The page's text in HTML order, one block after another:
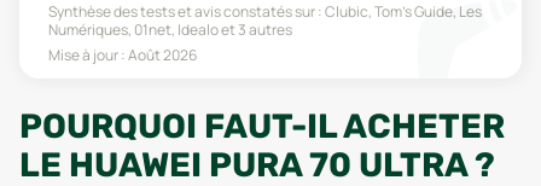
Synthèse des tests et avis constatés sur :Clubic, Tom's Guide, Les
Numériques, 01net, Idealoet 3 autres
Mise à jour :Août 2026
POURQUOI FAUT-IL ACHETER
LE HUAWEI PURA 70 ULTRA ?